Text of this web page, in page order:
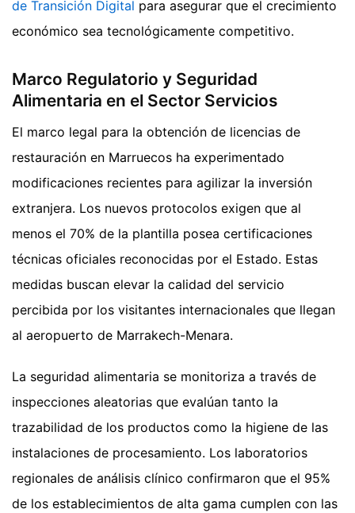
de Transición Digital para asegurar que el crecimiento
económico sea tecnológicamente competitivo.
Marco Regulatorio y Seguridad
Alimentaria en el Sector Servicios
El marco legal para la obtención de licencias de
restauración en Marruecos ha experimentado
modificaciones recientes para agilizar la inversión
extranjera. Los nuevos protocolos exigen que al
menos el 70% de la plantilla posea certificaciones
técnicas oficiales reconocidas por el Estado. Estas
medidas buscan elevar la calidad del servicio
percibida por los visitantes internacionales que llegan
al aeropuerto de Marrakech-Menara.
La seguridad alimentaria se monitoriza a través de
inspecciones aleatorias que evalúan tanto la
trazabilidad de los productos como la higiene de las
instalaciones de procesamiento. Los laboratorios
regionales de análisis clínico confirmaron que el 95%
de los establecimientos de alta gama cumplen con las